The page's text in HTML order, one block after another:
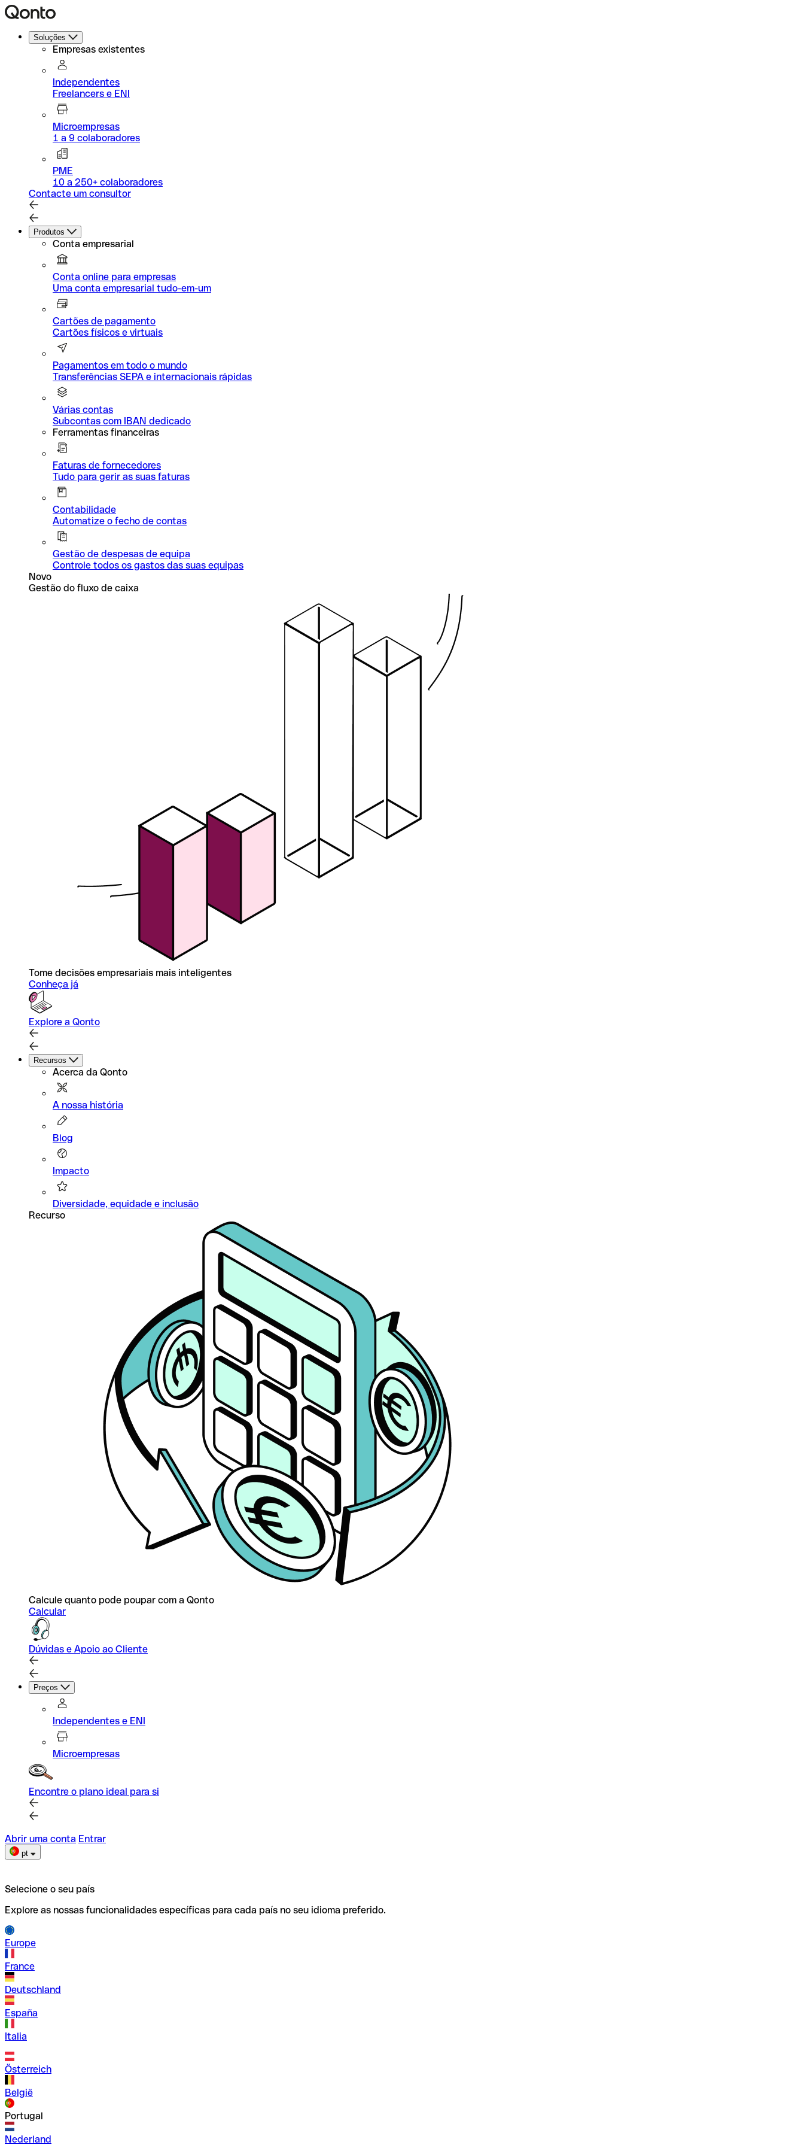
Soluções
Empresas existentes
Independentes
Freelancers e ENI
Microempresas
1 a 9 colaboradores
PME
10 a 250+ colaboradores
Contacte um consultor
Produtos
Conta empresarial
Conta online para empresas
Uma conta empresarial tudo-em-um
Cartões de pagamento
Cartões físicos e virtuais
Pagamentos em todo o mundo
Transferências SEPA e internacionais rápidas
Várias contas
Subcontas com IBAN dedicado
Ferramentas financeiras
Faturas de fornecedores
Tudo para gerir as suas faturas
Contabilidade
Automatize o fecho de contas
Gestão de despesas de equipa
Controle todos os gastos das suas equipas
Novo
Gestão do fluxo de caixa
Tome decisões empresariais mais inteligentes
Conheça já
Explore a Qonto
Recursos
Acerca da Qonto
A nossa história
Blog
Impacto
Diversidade, equidade e inclusão
Recurso
Calcule quanto pode poupar com a Qonto
Calcular
Dúvidas e Apoio ao Cliente
Preços
Independentes e ENI
Microempresas
Encontre o plano ideal para si
Abrir uma conta Entrar
pt
Selecione o seu país
Explore as nossas funcionalidades específicas para cada país no seu idioma preferido.
Europe
France
Deutschland
España
Italia
Österreich
België
Portugal
Nederland